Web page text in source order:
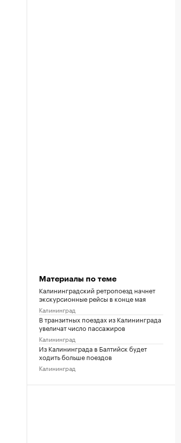
Материалы по теме
Калининградский ретропоезд начнет
экскурсионные рейсы в конце мая
Калининград
В транзитных поездах из Калининграда
увеличат число пассажиров
Калининград
Из Калининграда в Балтийск будет
ходить больше поездов
Калининград